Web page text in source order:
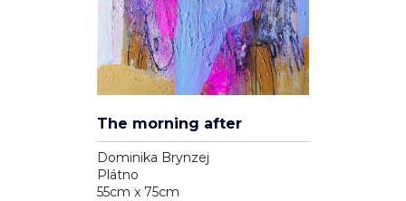
The morning after
Dominika Brynzej
Plátno
55cm x 75cm